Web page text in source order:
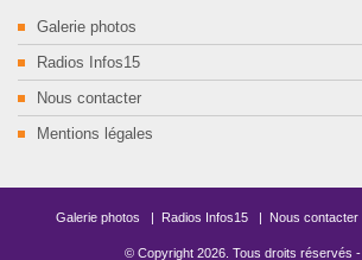
Galerie photos
Radios Infos15
Nous contacter
Mentions légales
Galerie photos | Radios Infos15 | Nous contacter
© Copyright 2026 . Tous droits réservés -